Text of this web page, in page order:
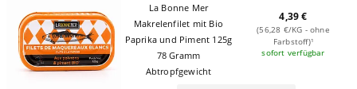
La Bonne Mer
Makrelenfilet mit Bio
Paprika und Piment 125g
78 Gramm
Abtropfgewicht
4,39 €
(56,28 €/KG - ohne
Farbstoff)¹
sofort verfügbar